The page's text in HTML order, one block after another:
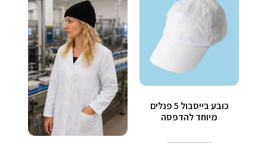
כובע בייסבול 5 פנלים
מיוחד להדפסה